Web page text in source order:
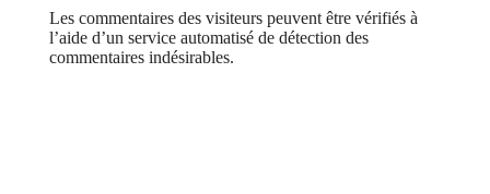
Les commentaires des visiteurs peuvent être vérifiés à
l’aide d’un service automatisé de détection des
commentaires indésirables.